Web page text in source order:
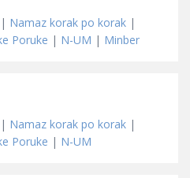
| Namaz korak po korak |
Poruke | N-UM | Minber
| Namaz korak po korak |
Poruke | N-UM